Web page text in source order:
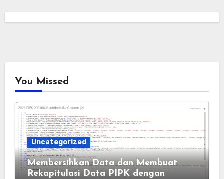
You Missed
Uncategorized
Membersihkan Data dan Membuat
Rekapitulasi Data PIPK dengan